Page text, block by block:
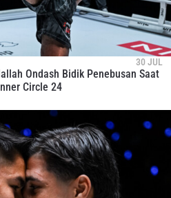
30 JUL
Ondash Bidik Penebusan Saat
Circle 24